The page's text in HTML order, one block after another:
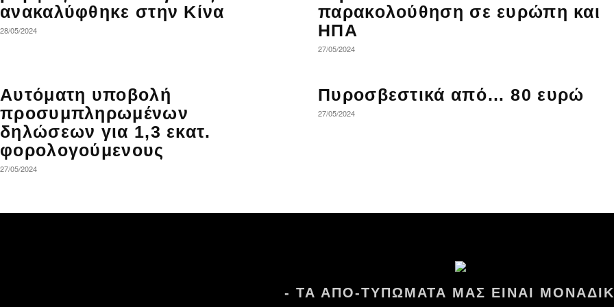
ανακαλύφθηκε στην Κίνα
28/05/2024
παρακολούθηση σε ευρώπη και
ΗΠΑ
27/05/2024
Αυτόματη υποβολή
προσυμπληρωμένων
δηλώσεων για 1,3 εκατ.
φορολογούμενους
27/05/2024
Πυροσβεστικά από… 80 ευρώ
27/05/2024
- ΤΑ ΑΠΟ-ΤΥΠΩΜΑΤΑ ΜΑΣ ΕΙΝΑΙ